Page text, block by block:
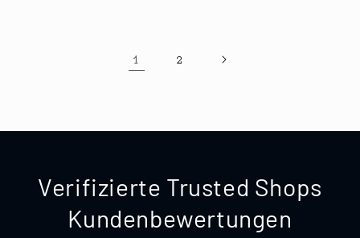
1 2
Verifizierte Trusted Shops
Kundenbewertungen